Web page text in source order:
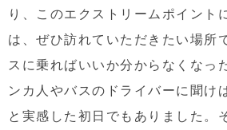
り、このエクストリームポイント
は、ぜひ訪れていただきたい場所
スに乗ればいいか分からなくなっ
ンカ人やバスのドライバーに聞け
と実感した初日でもありました。